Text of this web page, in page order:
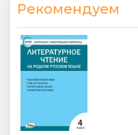
Рекомендуем